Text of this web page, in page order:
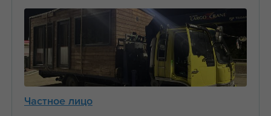
Частное лицо